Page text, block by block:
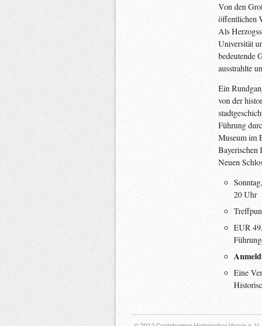
Von den
öffentlichen
Als
Universität
bedeutende
ausstrahlte
Ein
von der
Führung
Museum im
Bayerischen
Neuen
20 Uhr
EUR
Eine